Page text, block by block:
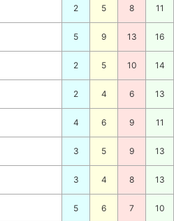
2 5 8 11
5 9 13 16
2 5 10 14
2 4 6 13
4 6 9 11
3 5 9 13
3 4 8 13
5 6 7 10